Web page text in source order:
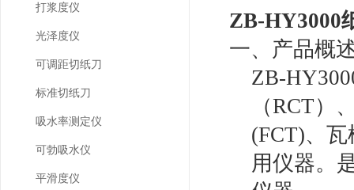
打浆度仪
光泽度仪
可调距切纸刀
标准切纸刀
吸水率测定仪
可勃吸水仪
平滑度仪
ZB-HY3000
一、产品概
ZB-
（RCT）
(FCT)、
用仪器。